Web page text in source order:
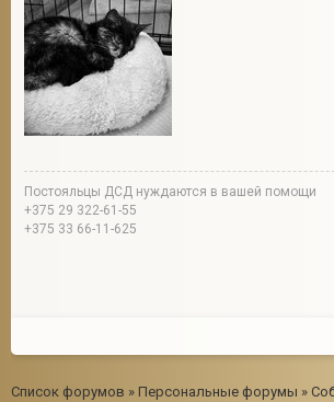
Постояльцы ДСД нуждаются в вашей помощи
+375 29 322-61-55
+375 33 66-11-625
Список форумов » Персональные форумы »